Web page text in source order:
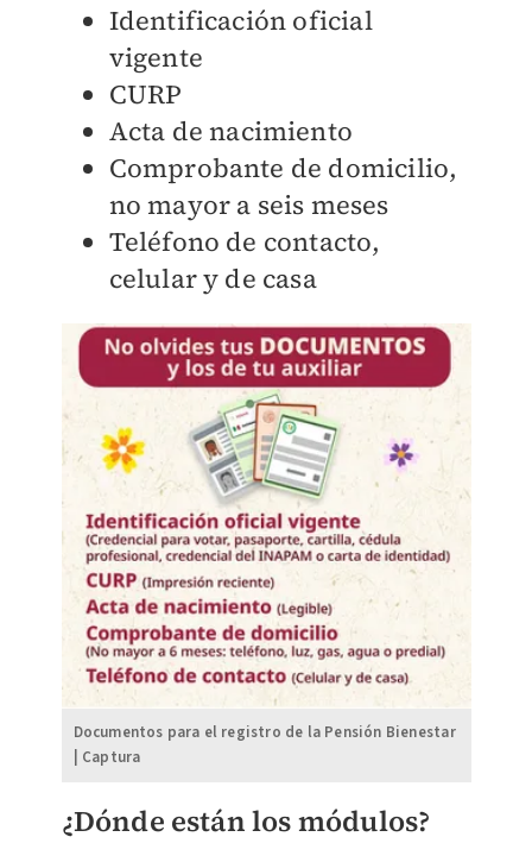
Identificación oficial
vigente
CURP
Acta de nacimiento
Comprobante de domicilio,
no mayor a seis meses
Teléfono de contacto,
celular y de casa
Documentos para el registro de la Pensión Bienestar
| Captura
¿Dónde están los módulos?